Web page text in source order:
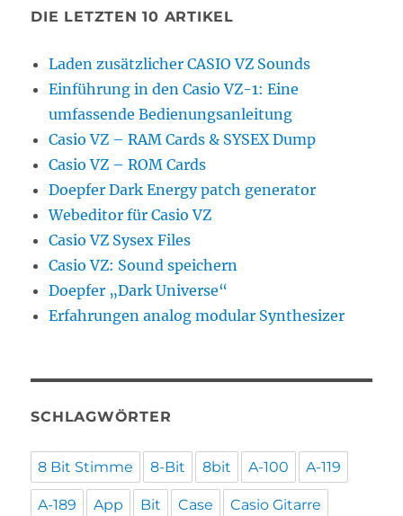
DIE LETZTEN 10 ARTIKEL
Laden zusätzlicher CASIO VZ Sounds
Einführung in den Casio VZ-1: Eine
umfassende Bedienungsanleitung
Casio VZ – RAM Cards & SYSEX Dump
Casio VZ – ROM Cards
Doepfer Dark Energy patch generator
Webeditor für Casio VZ
Casio VZ Sysex Files
Casio VZ: Sound speichern
Doepfer „Dark Universe“
Erfahrungen analog modular Synthesizer
SCHLAGWÖRTER
8 Bit Stimme 8-Bit 8bit A-100 A-119
A-189 App Bit Case Casio Gitarre